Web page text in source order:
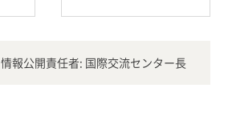
情報公開責任者: 国際交流センター長